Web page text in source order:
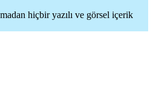
hiçbir yazılı ve görsel içerik